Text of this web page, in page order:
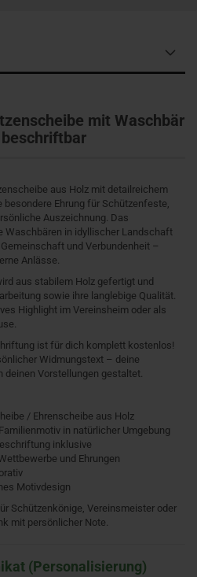
mit Waschbär
aus Holz mit detailreichem
Ehrung für Schützenfeste,
Auszeichnung. Das
Waschbären in idyllischer Landschaft
und Verbundenheit –
Anlässe.
aus stabilem Holz gefertigt und
sowie ihre langlebige Qualität.
Highlight im Vereinsheim oder als
ist für dich komplett kostenlos!
Widmungstext – deine
deinen Vorstellungen gestaltet.
/ Ehrenscheibe aus Holz
in natürlicher Umgebung
inklusive
und Ehrungen
Motivdesign
Schützenkönige, Vereinsmeister oder
mit persönlicher Note.
(Personalisierung)